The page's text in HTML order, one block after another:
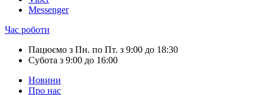
Messenger
Час роботи
Пацюємо з Пн. по Пт. з 9:00 до 18:30
Субота з 9:00 до 16:00
Новини
Про нас